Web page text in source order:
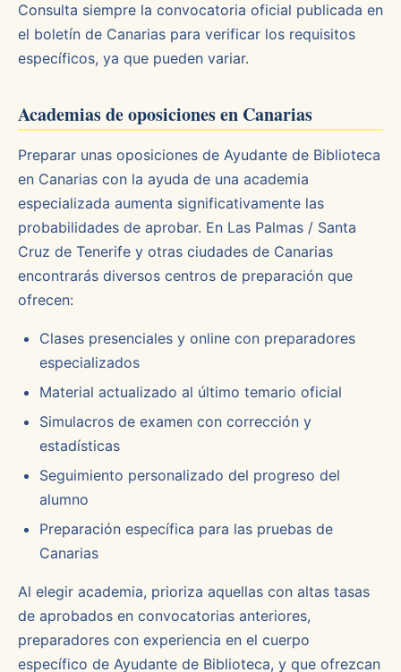
Consulta siempre la convocatoria oficial publicada en
el boletín de Canarias para verificar los requisitos
específicos, ya que pueden variar.
Academias de oposiciones en Canarias
Preparar unas oposiciones de Ayudante de Biblioteca
en Canarias con la ayuda de una academia
especializada aumenta significativamente las
probabilidades de aprobar. En Las Palmas / Santa
Cruz de Tenerife y otras ciudades de Canarias
encontrarás diversos centros de preparación que
ofrecen:
Clases presenciales y online con preparadores
especializados
Material actualizado al último temario oficial
Simulacros de examen con corrección y
estadísticas
Seguimiento personalizado del progreso del
alumno
Preparación específica para las pruebas de
Canarias
Al elegir academia, prioriza aquellas con altas tasas
de aprobados en convocatorias anteriores,
preparadores con experiencia en el cuerpo
específico de Ayudante de Biblioteca, y que ofrezcan